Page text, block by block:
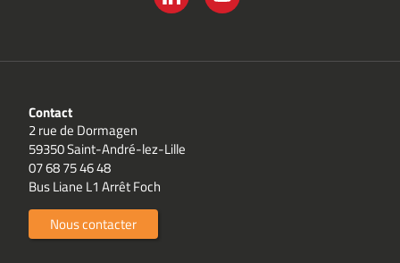
Contact
2 rue de Dormagen
59350 Saint-André-lez-Lille
07 68 75 46 48
Bus Liane L1 Arrêt Foch
Nous contacter